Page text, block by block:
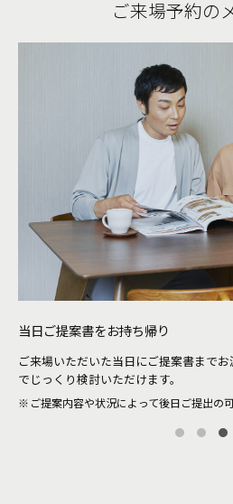
ご来場予約の
自宅
待ち時間なしでご案内
ショールーム混雑日も待ち時間が少
ザーがついてのご案内を確約いたし